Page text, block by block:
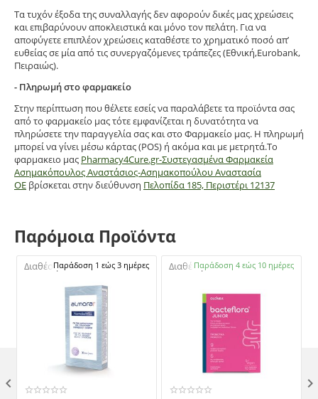
Τα τυχόν έξοδα της συναλλαγής δεν αφορούν δικές μας χρεώσεις
και επιβαρύνουν αποκλειστικά και μόνο τον πελάτη. Για να
αποφύγετε επιπλέον χρεώσεις καταθέστε το χρηματικό ποσό απ’
ευθείας σε μία από τις συνεργαζόμενες τράπεζες (Εθνική,Eurobank,
Πειραιώς).
- Πληρωμή στο φαρμακείο
Στην περίπτωση που θέλετε εσείς να παραλάβετε τα προϊόντα σας
από το φαρμακείο μας τότε εμφανίζεται η δυνατότητα να
πληρώσετε την παραγγελία σας και στο Φαρμακείο μας. Η πληρωμή
μπορεί να γίνει μέσω κάρτας (POS) ή ακόμα και με μετρητά.Το
φαρμακειο μας Pharmacy4Cure.gr-Συστεγασμένα Φαρμακεία
Ασημακόπουλος Αναστάσιος-Ασημακοπούλου Αναστασία
ΟΕ βρίσκεται στην διεύθυνση Πελοπίδα 185, Περιστέρι 12137
Παρόμοια Προϊόντα
Διαθέσιμο:Παράδοση 1 εώς 3 ημέρες Διαθέσιμο:Παράδοση 4 εώς 10 ημέρες
 